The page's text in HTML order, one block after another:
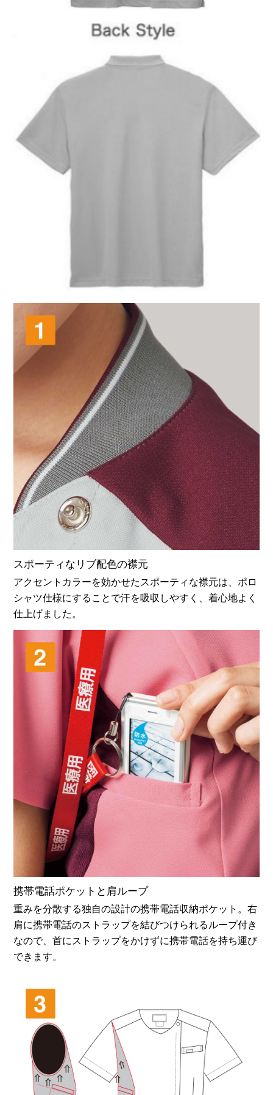
スポーティなリブ配色の襟元
アクセントカラーを効かせたスポーティな襟元は、ポロ
シャツ仕様にすることで汗を吸収しやすく、着心地よく
仕上げました。
携帯電話ポケットと肩ループ
重みを分散する独自の設計の携帯電話収納ポケット。右
肩に携帯電話のストラップを結びつけられるループ付き
なので、首にストラップをかけずに携帯電話を持ち運び
できます。